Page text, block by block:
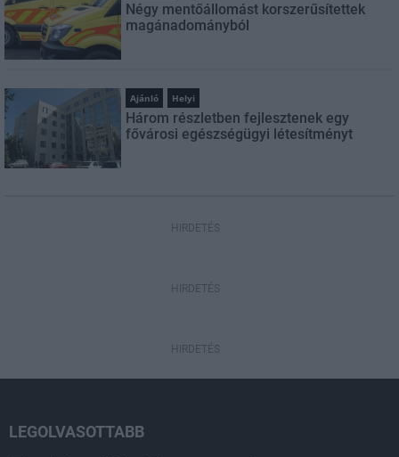
Négy mentőállomást korszerűsítettek
magánadományból
Ajánló Helyi
Három részletben fejlesztenek egy
fővárosi egészségügyi létesítményt
HIRDETÉS
HIRDETÉS
HIRDETÉS
LEGOLVASOTTABB